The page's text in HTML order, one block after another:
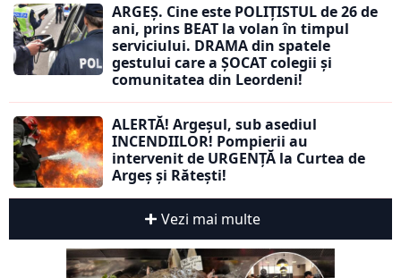
ARGEȘ. Cine este POLIȚISTUL de 26 de
ani, prins BEAT la volan în timpul
serviciului. DRAMA din spatele
gestului care a ȘOCAT colegii și
comunitatea din Leordeni!
ALERTĂ! Argeșul, sub asediul
INCENDIILOR! Pompierii au
intervenit de URGENȚĂ la Curtea de
Argeș și Rătești!
Vezi mai multe